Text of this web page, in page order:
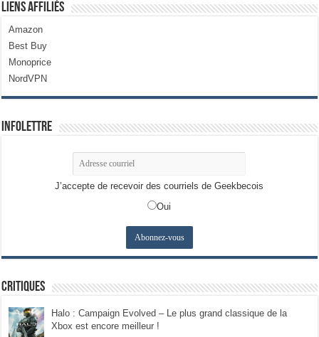
Liens Affiliés
Amazon
Best Buy
Monoprice
NordVPN
Infolettre
J’accepte de recevoir des courriels de Geekbecois
Oui
Critiques
Halo : Campaign Evolved – Le plus grand classique de la
Xbox est encore meilleur !